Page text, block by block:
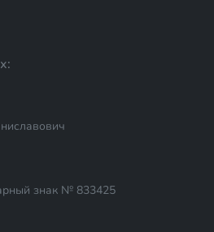
знак № 833425